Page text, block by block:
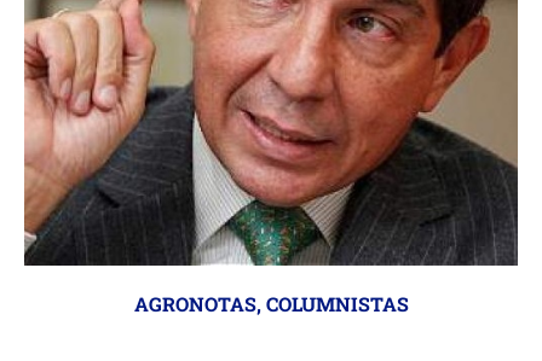
AGRONOTAS,COLUMNISTAS